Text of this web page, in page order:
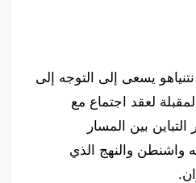
يسعى إلى التوجه إلى
لعقد اجتماع مع
بين المسار
واشنطن والنهج الذي